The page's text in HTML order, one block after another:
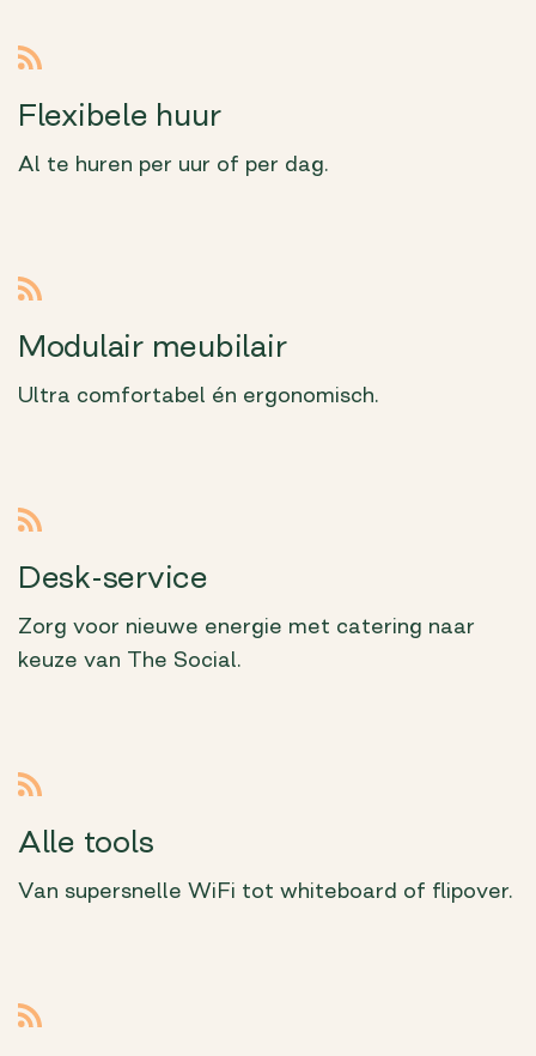
Flexibele huur
Al te huren per uur of per dag.
Modulair meubilair
Ultra comfortabel én ergonomisch.
Desk-service
Zorg voor nieuwe energie met catering naar
keuze van The Social.
Alle tools
Van supersnelle WiFi tot whiteboard of flipover.